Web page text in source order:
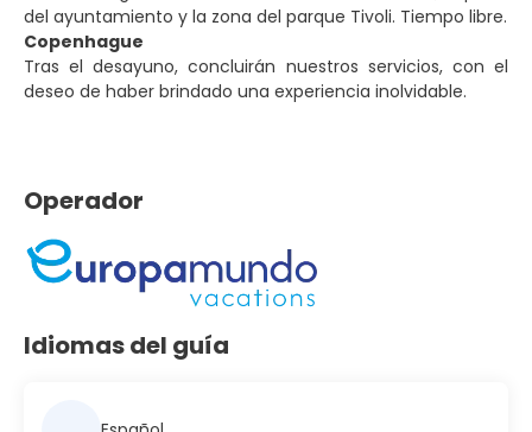
del ayuntamiento y la zona del parque Tivoli. Tiempo libre.
Copenhague
Tras el desayuno, concluirán nuestros servicios, con el
deseo de haber brindado una experiencia inolvidable.
Operador
Idiomas del guía